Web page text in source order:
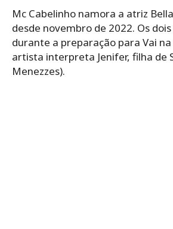
Mc Cabelinho namora a atriz
desde novembro de 2022. Os
durante a preparação para Vai na
artista interpreta Jenifer, filha de
Menezzes).